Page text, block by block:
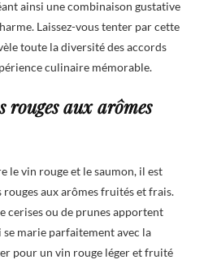
ainsi une combinaison gustative
Laissez-vous tenter par cette
toute la diversité des accords
culinaire mémorable.
rouges aux arômes
le vin rouge et le saumon, il est
aux arômes fruités et frais.
cerises ou de prunes apportent
marie parfaitement avec la
pour un vin rouge léger et fruité